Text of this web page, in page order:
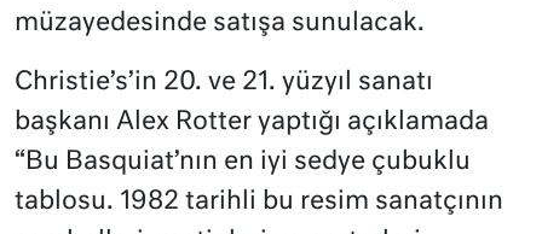
müzayedesinde satışa sunulacak.
Christie’s’in 20. ve 21. yüzyıl sanatı
başkanı Alex Rotter yaptığı açıklamada
“Bu Basquiat’nın en iyi sedye çubuklu
tablosu. 1982 tarihli bu resim sanatçının